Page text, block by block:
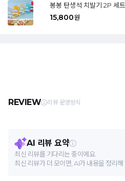
봉봉 탄생석 치발기 2P 세트
15,800원